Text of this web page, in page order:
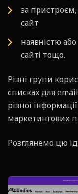
за пристроєм,
сайт;
наявністю
сайті тощо.
Різні групи
списках для
різної
маркетингових
Розглянемо цю